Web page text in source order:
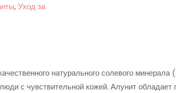
,Уход за
натурального солевого
с чувствительной кожей. Алунит